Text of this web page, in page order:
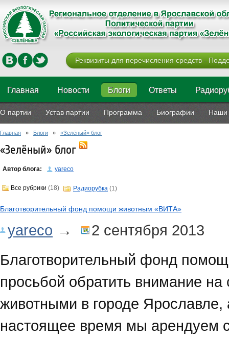
Реквизиты для перечисления средств -
Главная Новости Блоги Ответы
О партии Устав партии Программа Биографии Наши
Главная » Блоги » «Зелёный» блог
«Зелёный» блог
Автор блога: yareco
Все рубрики (18) Радиорубка (1)
Благотворительный фонд помощи животным «ВИТА»
yareco →
2 сентября 2013
Благотворительный фонд
просьбой обратить внимание
животными в городе
настоящее время мы арендуем